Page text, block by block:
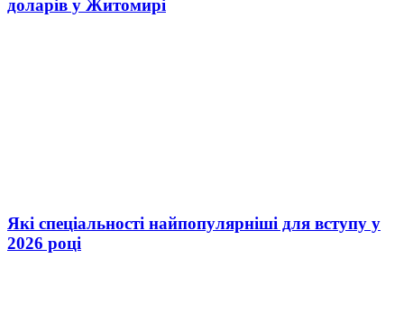
доларів у Житомирі
Які спеціальності найпопулярніші для вступу у
2026 році